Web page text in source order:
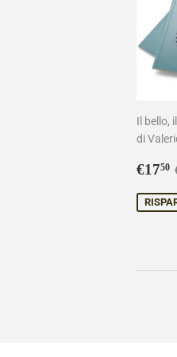
Il bello,
di
€1750